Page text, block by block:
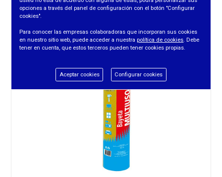
opciones a través del panel de configuración con el botón "Configurar
cookies".
Para conocer las empresas colaboradoras que incorporan sus cookies
en nuestro sitio web, puede acceder a nuestra política de cookies . Debe
tener en cuenta, que estos terceros pueden tener cookies propias.
Aceptar cookies Configurar cookies